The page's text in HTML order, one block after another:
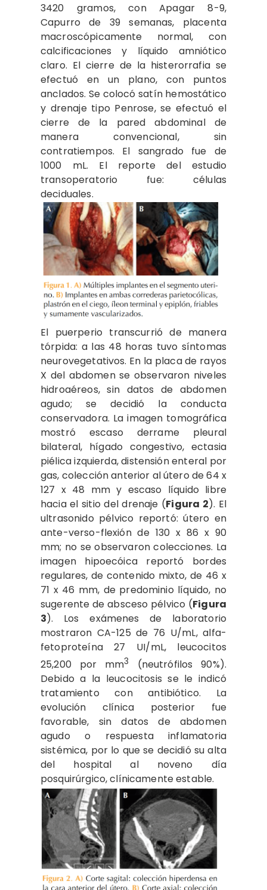
3420 gramos, con Apagar 8-9,
Capurro de 39 semanas, placenta
macroscópicamente normal, con
calcificaciones y líquido amniótico
claro. El cierre de la histerorrafia se
efectuó en un plano, con puntos
anclados. Se colocó satín hemostático
y drenaje tipo Penrose, se efectuó el
cierre de la pared abdominal de
manera convencional, sin
contratiempos. El sangrado fue de
1000 mL. El reporte del estudio
transoperatorio fue: células
deciduales.
El puerperio transcurrió de manera
tórpida: a las 48 horas tuvo síntomas
neurovegetativos. En la placa de rayos
X del abdomen se observaron niveles
hidroaéreos, sin datos de abdomen
agudo; se decidió la conducta
conservadora. La imagen tomográfica
mostró escaso derrame pleural
bilateral, hígado congestivo, ectasia
piélica izquierda, distensión enteral por
gas, colección anterior al útero de 64 x
127 x 48 mm y escaso líquido libre
hacia el sitio del drenaje (Figura 2). El
ultrasonido pélvico reportó: útero en
ante-verso-flexión de 130 x 86 x 90
mm; no se observaron colecciones. La
imagen hipoecóica reportó bordes
regulares, de contenido mixto, de 46 x
71 x 46 mm, de predominio líquido, no
sugerente de absceso pélvico (Figura
3). Los exámenes de laboratorio
mostraron CA-125 de 76 U/mL, alfa-
fetoproteína 27 UI/mL, leucocitos
25,200 por mm3
(neutrófilos 90%).
Debido a la leucocitosis se le indicó
tratamiento con antibiótico. La
evolución clínica posterior fue
favorable, sin datos de abdomen
agudo o respuesta inflamatoria
sistémica, por lo que se decidió su alta
del hospital al noveno día
posquirúrgico, clínicamente estable.